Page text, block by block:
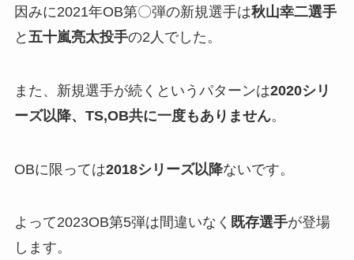
因みに2021年OB第〇弾の新規選手は秋山幸二選手
と 五十嵐亮太投手の2人でした。
また、新規選手が続くというパターンは2020シリ
ーズ以降、TS,OB共に一度もありません。
OBに限っては2018シリーズ以降ないです。
よって2023OB第5弾は間違いなく 既存選手が登場
します。